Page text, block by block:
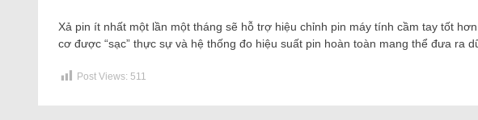
Xả pin ít nhất một lần một tháng sẽ hỗ trợ hiệu chỉnh pin máy tính cầm tay tốt
cơ được “sạc” thực sự và hệ thống đo hiệu suất pin hoàn toàn mang thể đưa ra
Post Views: 511